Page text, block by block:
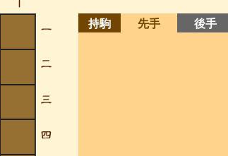
持駒 先手 後手